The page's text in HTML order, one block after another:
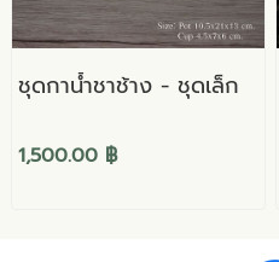
ชุดกาน้ำชาช้าง - ชุดเล็ก
1,500.00 ฿